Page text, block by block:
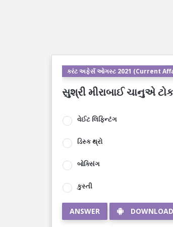
કરંટ અફેર્સ ઓગસ્ટ 2021 (Current
સુશ્રી મીરાબાઈ ચાનુએ
વેઈટ લિફિન્ટંગ
ડિસ્ક થ્રો
બોક્સિંગ
કુસ્તી
ANSWER